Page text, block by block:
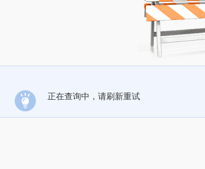
正在查询中，请刷新重试